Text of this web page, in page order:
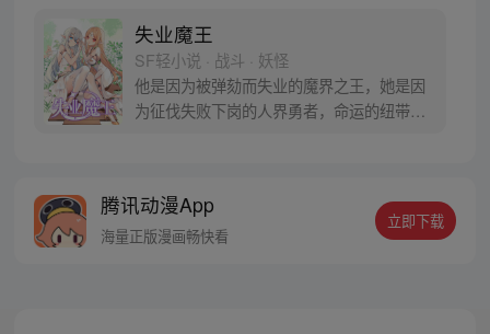
失业魔王
SF轻小说 · 战斗 · 妖怪
他是因为被弹劾而失业的魔界之王，她是因
为征伐失败下岗的人界勇者，命运的纽带将
腾讯动漫App
海量正版漫画畅快看
立即下载